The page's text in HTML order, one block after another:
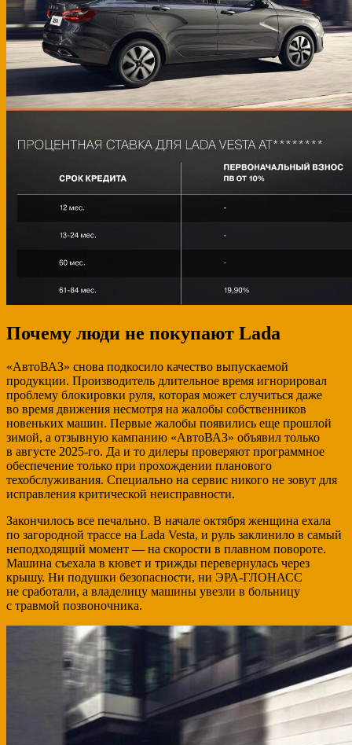
Почему люди не покупают Lada
«АвтоВАЗ» снова подкосило качество выпускаемой
продукции. Производитель длительное время игнорировал
проблему блокировки руля, которая может случиться даже
во время движения несмотря на жалобы собственников
новеньких машин. Первые жалобы появились еще прошлой
зимой, а отзывную кампанию «АвтоВАЗ» объявил только
в августе 2025-го. Да и то дилеры проверяют программное
обеспечение только при прохождении планового
техобслуживания. Специально на сервис никого не зовут для
исправления критической неисправности.
Закончилось все печально. В начале октября женщина ехала
по загородной трассе на Lada Vesta, и руль заклинило в самый
неподходящий момент — на скорости в плавном повороте.
Машина съехала в кювет и трижды перевернулась через
крышу. Ни подушки безопасности, ни ЭРА-ГЛОНАСС
не сработали, а владелицу машины увезли в больницу
с травмой позвоночника.